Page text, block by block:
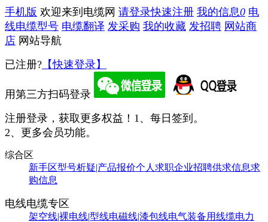
手机版 欢迎来到电缆网 请登录快速注册 我的信息0 电
线电缆型号 电缆翻译 发采购 我的收藏 发招聘 网站商
店 网站导航
已注册? 【快速登录】
用第三方扫码登录
注册登录，获取更多权益！ 1、每日签到。
2、更多会员功能。
综合区
新手区型号析疑|产品报价个人求职企业招聘供求信息求
购信息
电线电缆专区
架空线|裸电线|型线电磁线|漆包线电气装备用线缆电力